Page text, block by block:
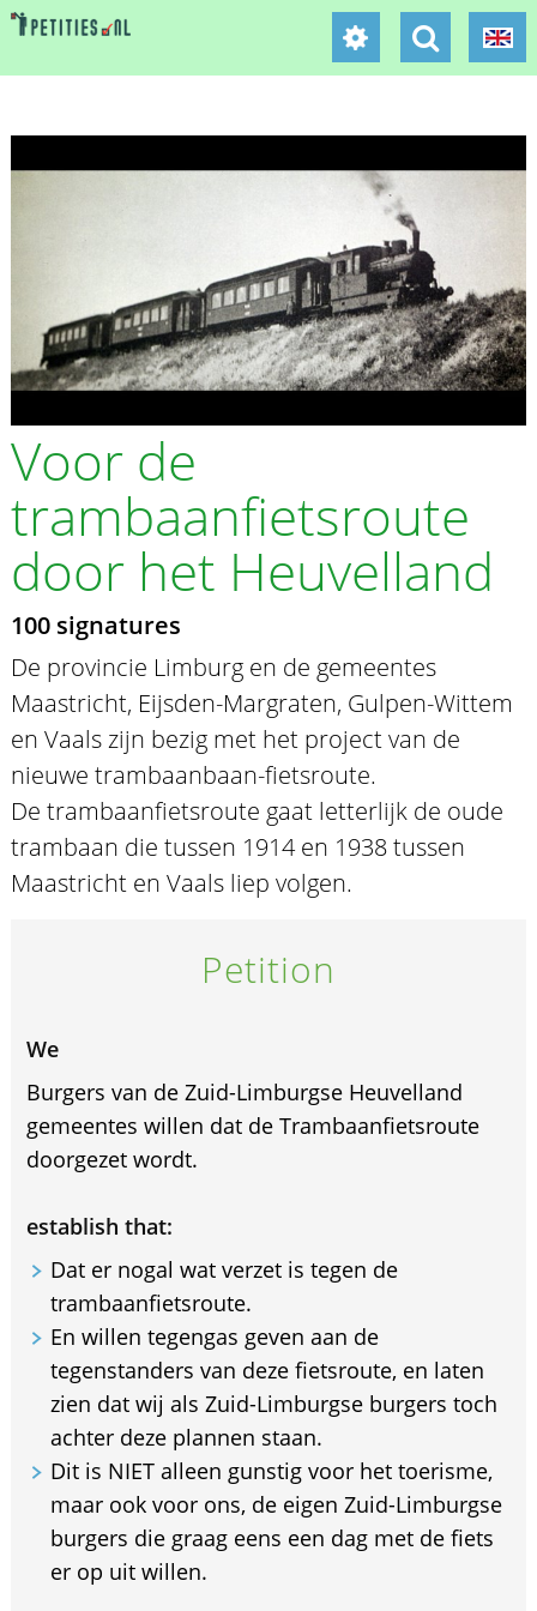
Voor de
trambaanfietsroute
door het Heuvelland
100 signatures
De provincie Limburg en de gemeentes
Maastricht, Eijsden-Margraten, Gulpen-Wittem
en Vaals zijn bezig met het project van de
nieuwe trambaanbaan-fietsroute.
De trambaanfietsroute gaat letterlijk de oude
trambaan die tussen 1914 en 1938 tussen
Maastricht en Vaals liep volgen.
Petition
We
Burgers van de Zuid-Limburgse Heuvelland
gemeentes willen dat de Trambaanfietsroute
doorgezet wordt.
establish that:
Dat er nogal wat verzet is tegen de
trambaanfietsroute.
En willen tegengas geven aan de
tegenstanders van deze fietsroute, en laten
zien dat wij als Zuid-Limburgse burgers toch
achter deze plannen staan.
Dit is NIET alleen gunstig voor het toerisme,
maar ook voor ons, de eigen Zuid-Limburgse
burgers die graag eens een dag met de fiets
er op uit willen.